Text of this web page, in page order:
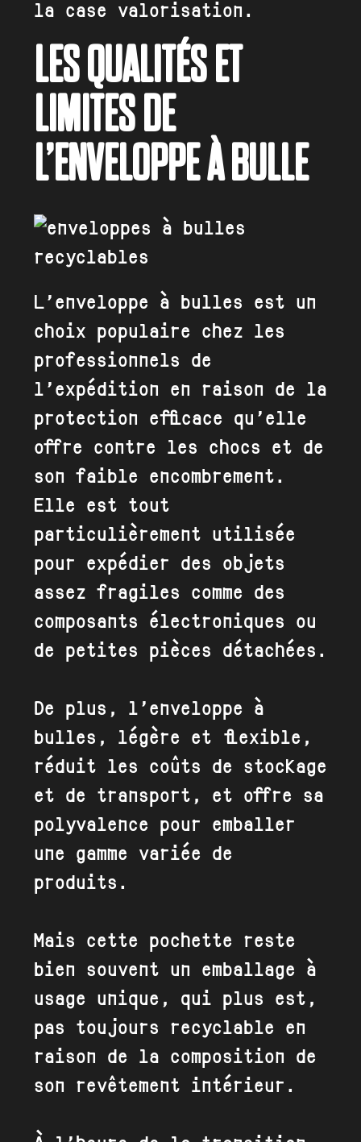
la case valorisation.
LES QUALITÉS ET
LIMITES DE
L’ENVELOPPE À BULLE
L’enveloppe à bulles est un
choix populaire chez les
professionnels de
l’expédition en raison de la
protection efficace qu’elle
offre contre les chocs et de
son faible encombrement.
Elle est tout
particulièrement utilisée
pour expédier des objets
assez fragiles comme des
composants électroniques ou
de petites pièces détachées.
De plus, l’enveloppe à
bulles, légère et flexible,
réduit les coûts de stockage
et de transport, et offre sa
polyvalence pour emballer
une gamme variée de
produits.
Mais cette pochette reste
bien souvent un emballage à
usage unique, qui plus est,
pas toujours recyclable en
raison de la composition de
son revêtement intérieur.